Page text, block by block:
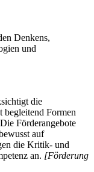
Denkens,
und
die
begleitend Formen
Förderangebote
auf
die Kritik- und
an. [Förderung